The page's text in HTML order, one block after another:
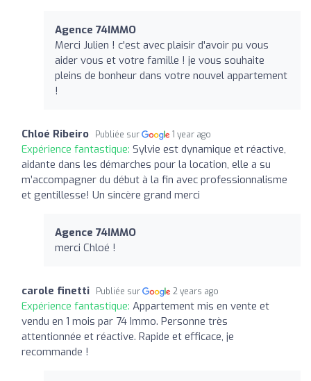
Agence 74IMMO
Merci Julien ! c'est avec plaisir d'avoir pu vous
aider vous et votre famille ! je vous souhaite
pleins de bonheur dans votre nouvel appartement
!
Chloé Ribeiro Publiée sur 1 year ago
Expérience fantastique: Sylvie est dynamique et réactive,
aidante dans les démarches pour la location, elle a su
m’accompagner du début à la fin avec professionnalisme
et gentillesse! Un sincère grand merci
Agence 74IMMO
merci Chloé !
carole finetti Publiée sur 2 years ago
Expérience fantastique: Appartement mis en vente et
vendu en 1 mois par 74 Immo. Personne très
attentionnée et réactive. Rapide et efficace, je
recommande !